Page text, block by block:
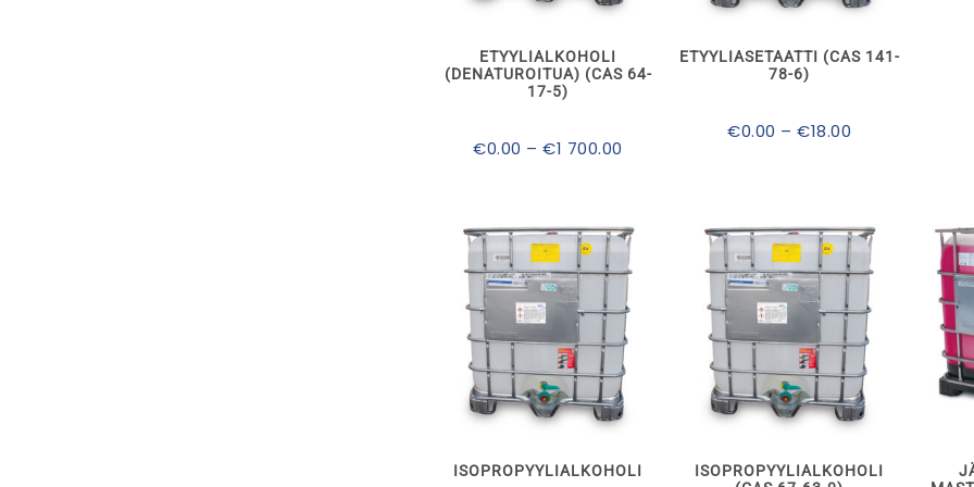
muunnelma.
Voit
tehdä
sivulla.
ETYYLIALKOHOLI
(DENATUROITUA) (CAS 64-
17-5)
€0.00 – €1 700.00
€1
700.00
on
muunnelma.
Voit
tuotteen
ETYYLIASETAATTI (CAS 141-
78-6)
€0.00 – €18.00
ISOPROPYYLIALKOHOLI
Tällä
tuotteella
muunnelma.
Voit
ISOPROPYYLIALKOHOLI